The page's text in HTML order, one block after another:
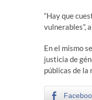
“Hay que
vulnerables”,
En el mismo
justicia de
públicas de la